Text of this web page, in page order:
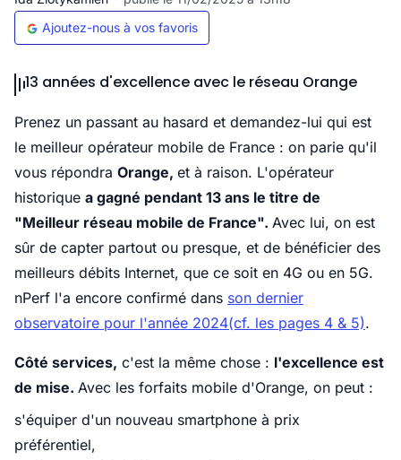
Ajoutez-nous à vos favoris
13 années d'excellence avec le réseau Orange
Prenez un passant au hasard et demandez-lui qui est
le meilleur opérateur mobile de France : on parie qu'il
vous répondra Orange, et à raison. L'opérateur
historique a gagné pendant 13 ans le titre de
"Meilleur réseau mobile de France". Avec lui, on est
sûr de capter partout ou presque, et de bénéficier des
meilleurs débits Internet, que ce soit en 4G ou en 5G.
nPerf l'a encore confirmé dans son dernier
observatoire pour l'année 2024(cf. les pages 4 & 5).
Côté services, c'est la même chose : l'excellence est
de mise. Avec les forfaits mobile d'Orange, on peut :
s'équiper d'un nouveau smartphone à prix
préférentiel,